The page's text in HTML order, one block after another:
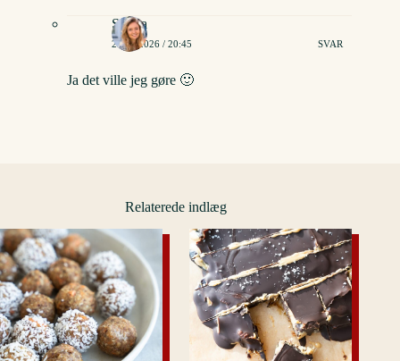
Stinna
22/02/2026 / 20:45 SVAR
Ja det ville jeg gøre 🙂
Relaterede indlæg